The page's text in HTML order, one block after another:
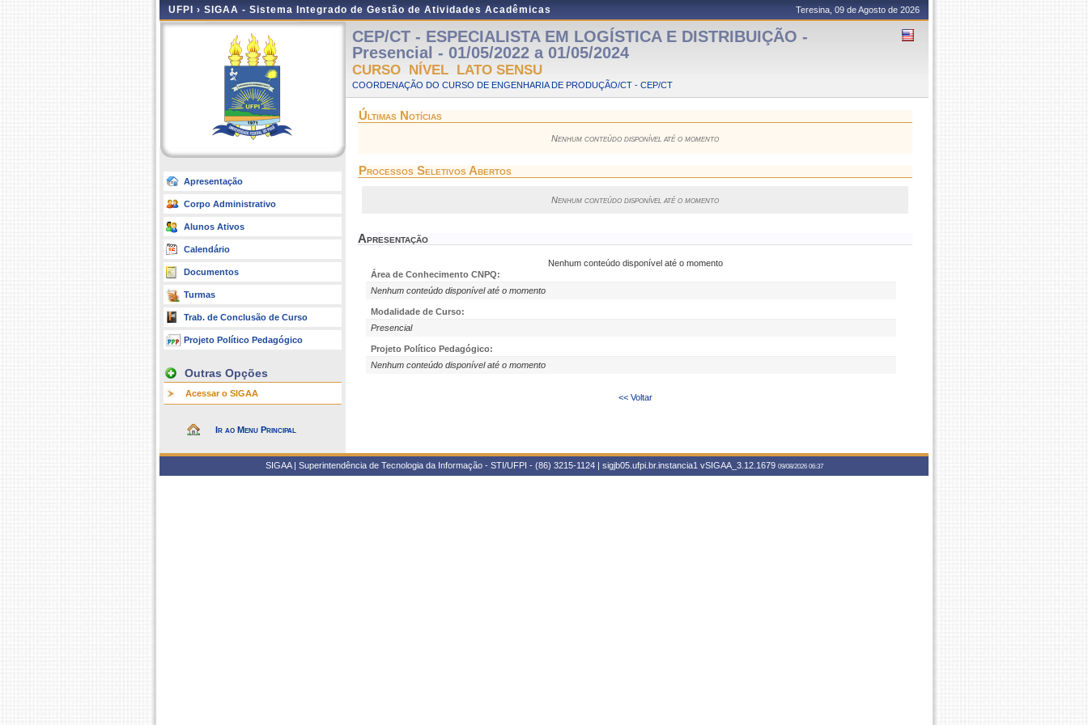
UFPI › SIGAA - Sistema Integrado de Gestão de Atividades Acadêmicas Teresina, 09 de Agosto de 2026
Apresentação
Corpo Administrativo
Alunos Ativos
Calendário
Documentos
Turmas
Trab. de Conclusão de Curso
Projeto Político Pedagógico
Outras Opções
Acessar o SIGAA
Ir ao Menu Principal
CEP/CT - ESPECIALISTA EM LOGÍSTICA E DISTRIBUIÇÃO -
Presencial - 01/05/2022 a 01/05/2024
CURSO NÍVEL LATO SENSU
COORDENAÇÃO DO CURSO DE ENGENHARIA DE PRODUÇÃO/CT - CEP/CT
Últimas Notícias
Nenhum conteúdo disponível até o momento
Processos Seletivos Abertos
Nenhum conteúdo disponível até o momento
Apresentação
Nenhum conteúdo disponível até o momento
Área de Conhecimento CNPQ:
Nenhum conteúdo disponível até o momento
Modalidade de Curso:
Presencial
Projeto Político Pedagógico:
Nenhum conteúdo disponível até o momento
<< Voltar
SIGAA | Superintendência de Tecnologia da Informação - STI/UFPI - (86) 3215-1124 | sigjb05.ufpi.br.instancia1 vSIGAA_3.12.1679 09/08/2026 06:37